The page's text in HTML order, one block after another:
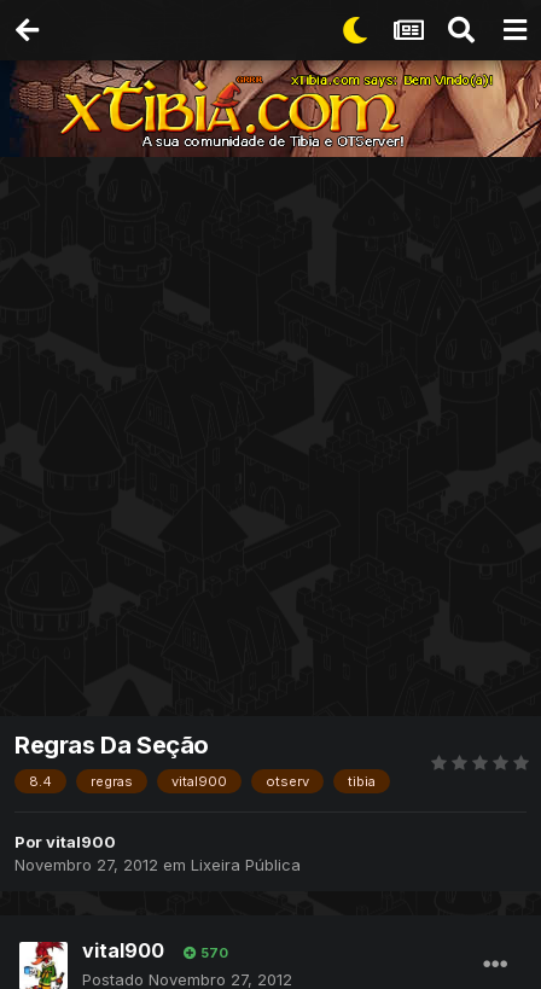
Regras Da Seção
8.4 regras vital900 otserv tibia
Porvital900
Novembro 27, 2012 em Lixeira Pública
vital900 570
Postado Novembro 27, 2012